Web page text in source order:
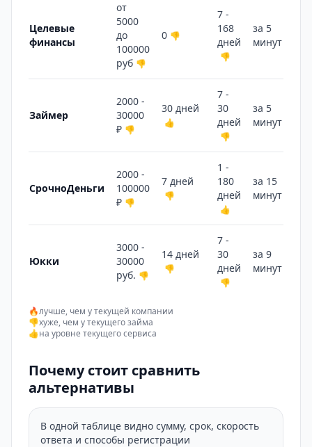
Целевые
финансы
от
5000
до
100000
руб 👎
0 👎
7 -
168
дней
👎
за 5
минут
Займер
2000 -
30000
₽ 👎
30 дней
👍
7 -
30
дней
👎
за 5
минут
СрочноДеньги
2000 -
100000
₽ 👎
7 дней
👎
1 -
180
дней
👍
за 15
минут
Юкки
3000 -
30000
руб. 👎
14 дней
👎
7 -
30
дней
👎
за 9
минут
🔥лучше, чем у текущей компании
👎хуже, чем у текущего займа
👍на уровне текущего сервиса
Почему стоит сравнить
альтернативы
В одной таблице видно сумму, срок, скорость
ответа и способы регистрации